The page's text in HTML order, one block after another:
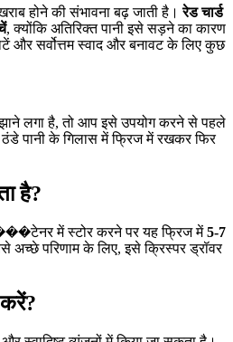
होने की संभावना बढ़ जाती है।रेड चार्ड
, क्योंकि अतिरिक्त पानी इसे सड़ने का कारण
और सर्वोत्तम स्वाद और बनावट के लिए कुछ
लगा है, तो आप इसे उपयोग करने से पहले
पानी के गिलास में फ्रिज में रखकर फिर
है?
में स्टोर करने पर यह फ्रिज में5-7
परिणाम के लिए, इसे क्रिस्पर ड्रॉवर
करें?